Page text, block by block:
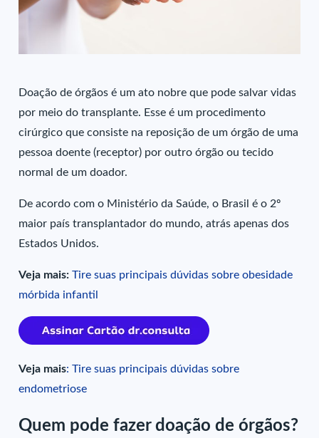
Doação de órgãos é um ato nobre que pode salvar vidas
por meio do transplante. Esse é um procedimento
cirúrgico que consiste na reposição de um órgão de uma
pessoa doente (receptor) por outro órgão ou tecido
normal de um doador.
De acordo com o Ministério da Saúde, o Brasil é o 2º
maior país transplantador do mundo, atrás apenas dos
Estados Unidos.
Veja mais: Tire suas principais dúvidas sobre obesidade
mórbida infantil
Veja mais: Tire suas principais dúvidas sobre
endometriose
Quem pode fazer doação de órgãos?